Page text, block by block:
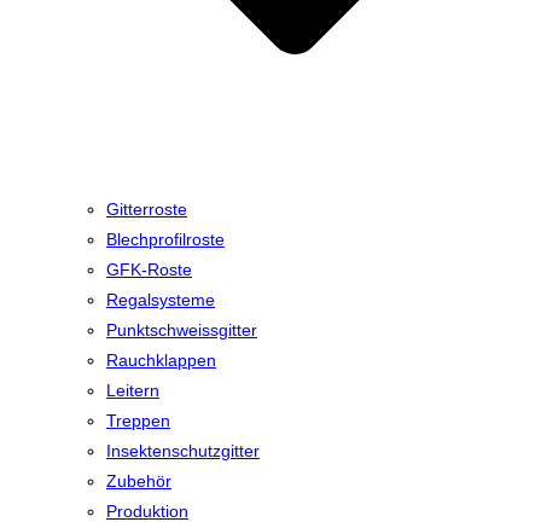
Gitterroste
Blechprofilroste
GFK-Roste
Regalsysteme
Punktschweissgitter
Rauchklappen
Leitern
Treppen
Insektenschutzgitter
Zubehör
Produktion